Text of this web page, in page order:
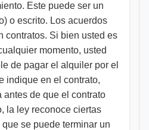
Este puede ser un
o escrito. Los acuerdos
contratos. Si bien usted es
momento, usted
de pagar el alquiler por el
indique en el contrato,
antes de que el contrato
la ley reconoce ciertas
se puede terminar un